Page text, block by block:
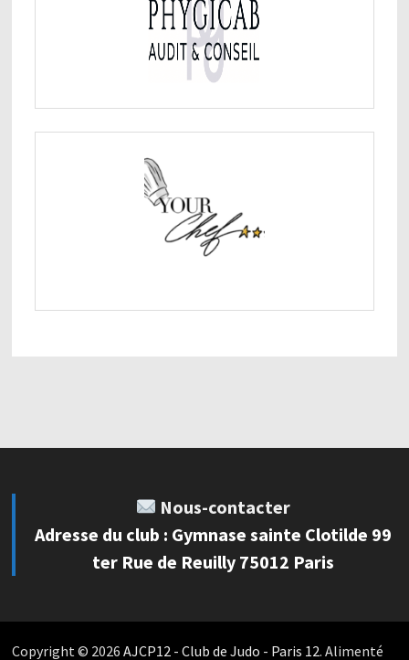
Nous-contacter
Adresse du club : Gymnase sainte Clotilde 99
ter Rue de Reuilly 75012 Paris
Copyright © 2026 AJCP12 - Club de Judo - Paris 12. Alimenté